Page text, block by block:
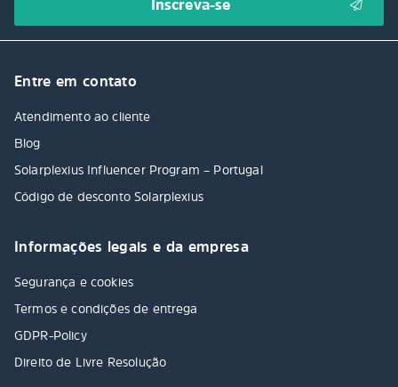
Entre em contato
Atendimento ao cliente
Blog
Solarplexius Influencer Program – Portugal
Código de desconto Solarplexius
Informações legais e da empresa
Segurança e cookies
Termos e condições de entrega
GDPR-Policy
Direito de Livre Resolução